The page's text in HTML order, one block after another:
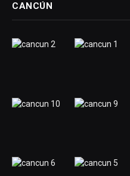
CANCÚN